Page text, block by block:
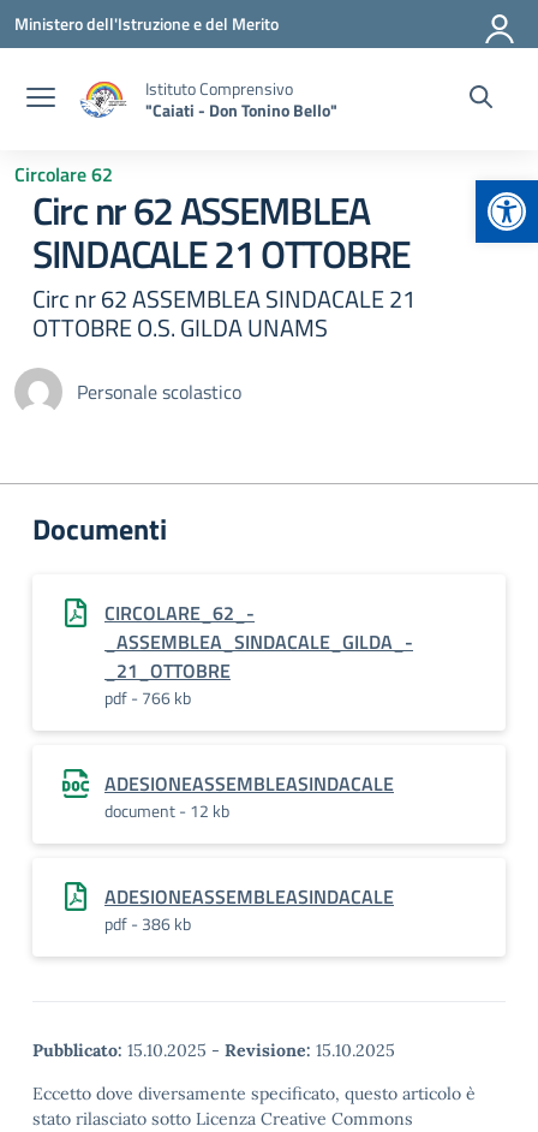
Vai ai contenuti
Vai al menu di navigazione
Vai al footer
Ministero dell'Istruzione e del Merito
Istituto Comprensivo
"Caiati - Don Tonino Bello"
Circolare 62
Circ nr 62 ASSEMBLEA
SINDACALE 21 OTTOBRE
Circ nr 62 ASSEMBLEA SINDACALE 21
OTTOBRE O.S. GILDA UNAMS
Personale scolastico
Documenti
CIRCOLARE_62_-
_ASSEMBLEA_SINDACALE_GILDA_-
_21_OTTOBRE
pdf - 766 kb
ADESIONEASSEMBLEASINDACALE
document - 12 kb
ADESIONEASSEMBLEASINDACALE
pdf - 386 kb
Pubblicato: 15.10.2025 - Revisione: 15.10.2025
Eccetto dove diversamente specificato, questo articolo è
stato rilasciato sotto Licenza Creative Commons